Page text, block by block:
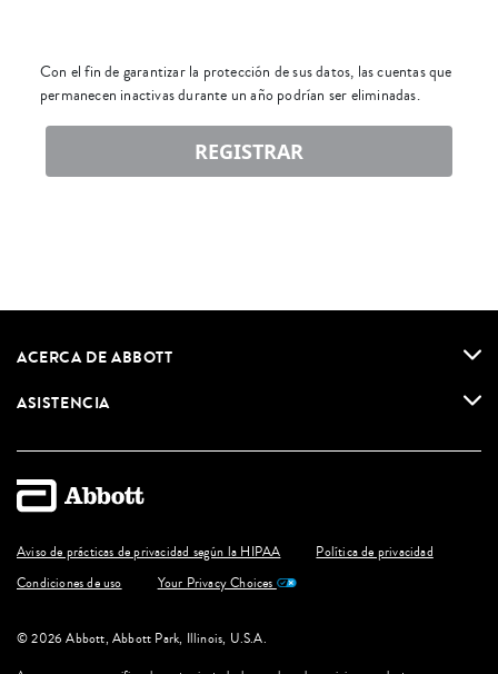
Con el fin de garantizar la protección de sus datos, las cuentas que
permanecen inactivas durante un año podrían ser eliminadas.
REGISTRAR
ACERCA DE ABBOTT
ASISTENCIA
Aviso de prácticas de privacidad según la HIPAA
Política de privacidad
Condiciones de uso
Your Privacy Choices
© 2026 Abbott, Abbott Park, Illinois, U.S.A.